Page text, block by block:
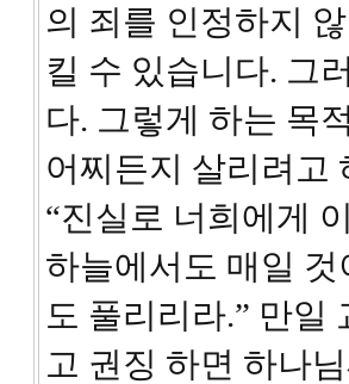
의 죄를 인정하지
킬 수 있습니다. 그
다. 그렇게 하는 목
어찌든지 살리려고
“진실로 너희에게
하늘에서도 매일
도 풀리리라.” 만일
고 권징 하면 하나